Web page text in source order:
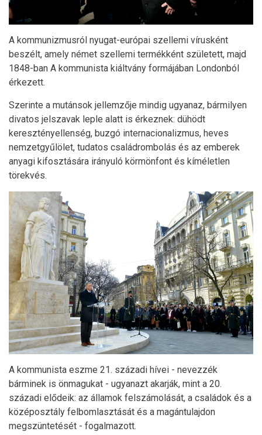
A kommunizmusról nyugat-európai szellemi vírusként
beszélt, amely német szellemi termékként született, majd
1848-ban A kommunista kiáltvány formájában Londonból
érkezett.
Szerinte a mutánsok jellemzője mindig ugyanaz, bármilyen
divatos jelszavak leple alatt is érkeznek: dühödt
keresztényellenség, buzgó internacionalizmus, heves
nemzetgyűlölet, tudatos családrombolás és az emberek
anyagi kifosztására irányuló körmönfont és kíméletlen
törekvés.
A kommunista eszme 21. századi hívei - nevezzék
bárminek is önmagukat - ugyanazt akarják, mint a 20.
századi elődeik: az államok felszámolását, a családok és a
középosztály felbomlasztását és a magántulajdon
megszüntetését - fogalmazott.